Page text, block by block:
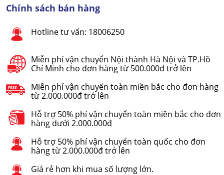
Chính sách bán hàng
Hotline tư vấn: 18006250
Miễn phí vận chuyển Nội thành Hà Nội và TP.Hồ
Chí Minh cho đơn hàng từ 500.000đ trở lên
Miễn phí vận chuyển toàn miền bắc cho đơn hàng
từ 2.000.000đ trở lên
Hỗ trợ 50% phí vận chuyển toàn miền bắc cho đơn
hàng dưới 2.000.000đ
Hỗ trợ 50% phí vận chuyển toàn quốc cho đơn
hàng từ 2.000.000đ trở lên
Giá rẻ hơn khi mua số lượng lớn.